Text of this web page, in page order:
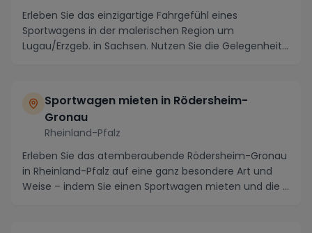
Erleben Sie das einzigartige Fahrgefühl eines
Sportwagens in der malerischen Region um
Lugau/Erzgeb. in Sachsen. Nutzen Sie die Gelegenheit,
Sportwagen mieten in Rödersheim-
Gronau
Rheinland-Pfalz
Erleben Sie das atemberaubende Rödersheim-Gronau
in Rheinland-Pfalz auf eine ganz besondere Art und
Weise – indem Sie einen Sportwagen mieten und die ...